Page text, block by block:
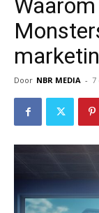
Door NBR MEDIA - 7